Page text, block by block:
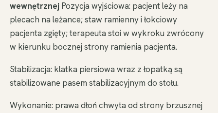
wewnętrznej Pozycja wyjściowa: pacjent leży na
plecach na leżance; staw ramienny i łokciowy
pacjenta zgięty; terapeuta stoi w wykroku zwrócony
w kierunku bocznej strony ramienia pacjenta.
Stabilizacja: klatka piersiowa wraz z łopatką są
stabilizowane pasem stabilizacyjnym do stołu.
Wykonanie: prawa dłoń chwyta od strony brzusznej